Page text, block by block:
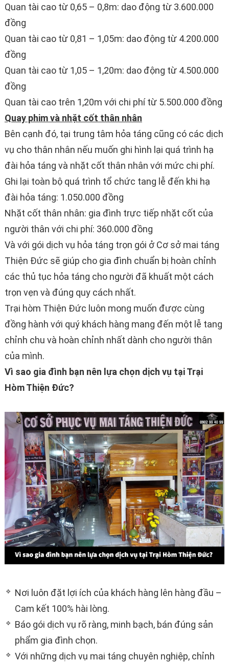
Quan tài cao từ 0,65 – 0,8m: dao động từ 3.600.000
đồng
Quan tài cao từ 0,81 – 1,05m: dao động từ 4.200.000
đồng
Quan tài cao từ 1,05 – 1,20m: dao động từ 4.500.000
đồng
Quan tài cao trên 1,20m với chi phí từ 5.500.000 đồng
Quay phim và nhặt cốt thân nhân
Bên cạnh đó, tại trung tâm hỏa táng cũng có các dịch
vụ cho thân nhân nếu muốn ghi hình lại quá trình hạ
đài hỏa táng và nhặt cốt thân nhân với mức chi phí.
Ghi lại toàn bộ quá trình tổ chức tang lễ đến khi hạ
đài hỏa táng: 1.050.000 đồng
Nhặt cốt thân nhân: gia đình trực tiếp nhặt cốt của
người thân với chi phí: 360.000 đồng
Và với gói dịch vụ hỏa táng trọn gói ở Cơ sở mai táng
Thiện Đức sẽ giúp cho gia đình chuẩn bị hoàn chỉnh
các thủ tục hỏa táng cho người đã khuất một cách
trọn vẹn và đúng quy cách nhất.
Trại hòm Thiện Đức luôn mong muốn được cùng
đồng hành với quý khách hàng mang đến một lễ tang
chỉnh chu và hoàn chỉnh nhất dành cho người thân
của mình.
Vì sao gia đình bạn nên lựa chọn dịch vụ tại Trại
Hòm Thiện Đức?
Nơi luôn đặt lợi ích của khách hàng lên hàng đầu –
Cam kết 100% hài lòng.
Báo gói dịch vụ rõ ràng, minh bạch, bán đúng sản
phẩm gia đình chọn.
Với những dịch vụ mai táng chuyên nghiệp, chỉnh